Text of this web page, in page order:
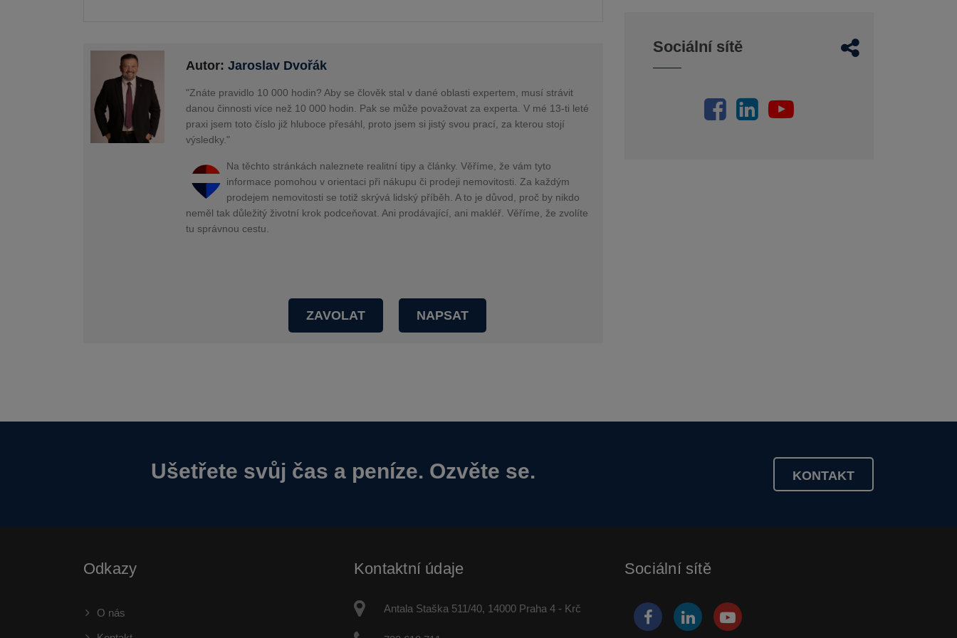
Autor: Jaroslav Dvořák
"Znáte pravidlo 10 000 hodin? Aby se člověk stal v dané oblasti expertem, musí strávit
danou činnosti více než 10 000 hodin. Pak se může považovat za experta. V mé 13-ti leté
praxi jsem toto číslo již hluboce přesáhl, proto jsem si jistý svou prací, za kterou stojí
výsledky."
Na těchto stránkách naleznete realitní tipy a články. Věříme, že vám tyto
informace pomohou v orientaci při nákupu či prodeji nemovitosti. Za každým
prodejem nemovitosti se totiž skrývá lidský příběh. A to je důvod, proč by nikdo
neměl tak důležitý životní krok podceňovat. Ani prodávající, ani makléř. Věříme, že zvolíte
tu správnou cestu.
ZAVOLAT NAPSAT
Sociální sítě
Ušetřete svůj čas a peníze. Ozvěte se. KONTAKT
Odkazy
O nás
Kontaktní údaje
Antala Staška 511/40, 14000 Praha 4 - Krč
Sociální sítě